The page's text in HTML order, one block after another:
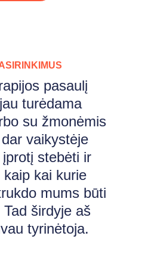
pasaulį
turėdama
su žmonėmis
vaikystėje
stebėti ir
kai kurie
mums būti
širdyje aš
tyrinėtoja.